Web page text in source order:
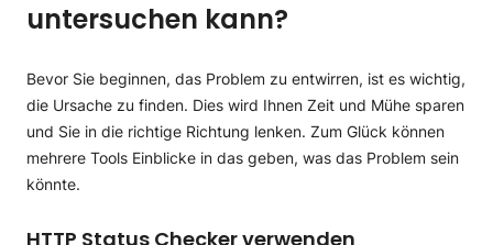
untersuchen kann?
Bevor Sie beginnen, das Problem zu entwirren, ist es wichtig,
die Ursache zu finden. Dies wird Ihnen Zeit und Mühe sparen
und Sie in die richtige Richtung lenken. Zum Glück können
mehrere Tools Einblicke in das geben, was das Problem sein
könnte.
HTTP Status Checker verwenden